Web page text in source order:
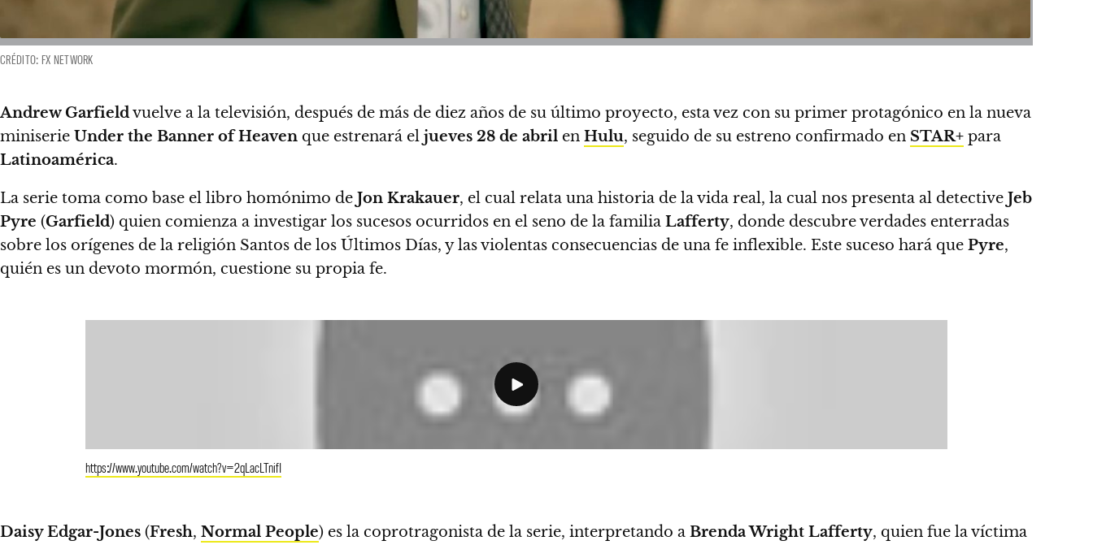
CRÉDITO: FX NETWORK
Andrew Garfieldvuelve a la televisión, después de más de diez años de su último proyecto, esta vez con su primer protagónico en la nueva
miniserie Under the Banner of Heaven que estrenará el jueves 28 de abril en Hulu, seguido de su estreno confirmado en STAR+ para
Latinoamérica.
La serie toma como base el libro homónimo de Jon Krakauer, el cual relata una historia de la vida real, la cual nos presenta al detective Jeb
Pyre (Garfield) quien comienza a investigar los sucesos ocurridos en el seno de la familia Lafferty, donde descubre verdades enterradas
sobre los orígenes de la religión Santos de los Últimos Días, y las violentas consecuencias de una fe inflexible. Este suceso hará que Pyre,
quién es un devoto mormón, cuestione su propia fe.
https://www.youtube.com/watch?v=2qLacLTnifI
Daisy Edgar-Jones (Fresh, Normal People) es la coprotragonista de la serie, interpretando a Brenda Wright Lafferty, quien fue la víctima